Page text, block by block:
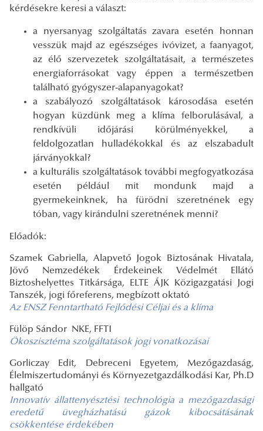
kérdésekre keresi a választ:
a nyersanyag szolgáltatás zavara esetén honnan
vesszük majd az egészséges ivóvizet, a faanyagot,
az élő szervezetek szolgáltatásait, a természetes
energiaforrásokat vagy éppen a természetben
található gyógyszer-alapanyagokat?
a szabályozó szolgáltatások károsodása esetén
hogyan küzdünk meg a klíma felborulásával, a
rendkívüli időjárási körülményekkel, a
feldolgozatlan hulladékokkal és az elszabadult
járványokkal?
a kulturális szolgáltatások további megfogyatkozása
esetén például mit mondunk majd a
gyermekeinknek, ha fürödni szeretnének egy
tóban, vagy kirándulni szeretnének menni?
Előadók:
Szamek Gabriella, Alapvető Jogok Biztosának Hivatala,
Jövő Nemzedékek Érdekeinek Védelmét Ellátó
Biztoshelyettes Titkársága, ELTE ÁJK Közigazgatási Jogi
Tanszék, jogi főreferens, megbízott oktató
Az ENSZ Fenntartható Fejlődési Céljai és a klíma
Fülöp Sándor NKE, FFTI
Ökoszisztéma szolgáltatások jogi vonatkozásai
Gorliczay Edit, Debreceni Egyetem, Mezőgazdaság,
Élelmiszertudományi és Környezetgazdálkodási Kar, Ph.D
hallgató
Innovatív állattenyésztési technológia a mezőgazdasági
eredetű üvegházhatású gázok
kibocsátásának
csökkentése érdekében